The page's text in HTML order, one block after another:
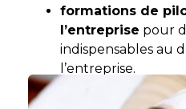
formations de
l’entreprise pour
indispensables au
l’entreprise.